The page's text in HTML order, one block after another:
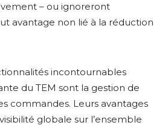
– ou ignoreront
avantage non lié à la réduction
incontournables
du TEM sont la gestion de
commandes. Leurs avantages
globale sur l’ensemble